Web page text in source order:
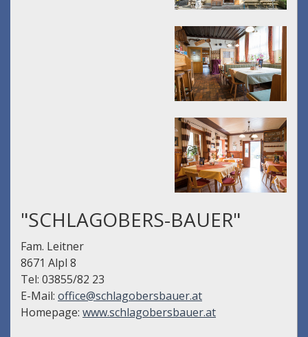
"SCHLAGOBERS-BAUER"
Fam. Leitner
8671 Alpl 8
Tel: 03855/82 23
E-Mail: office@schlagobersbauer.at
Homepage: www.schlagobersbauer.at